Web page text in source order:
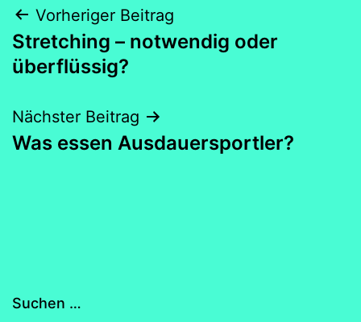
Beitragsnavigation
Vorheriger Beitrag
Stretching – notwendig oder
überflüssig?
Nächster Beitrag
Was essen Ausdauersportler?
Suchen …